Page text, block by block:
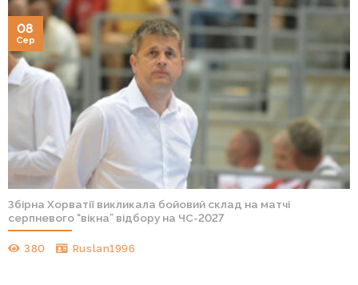
Збірна Хорватії викликала бойовий склад на матчі
серпневого “вікна” відбору на ЧС-2027
380 Ruslan1996
08
Сер